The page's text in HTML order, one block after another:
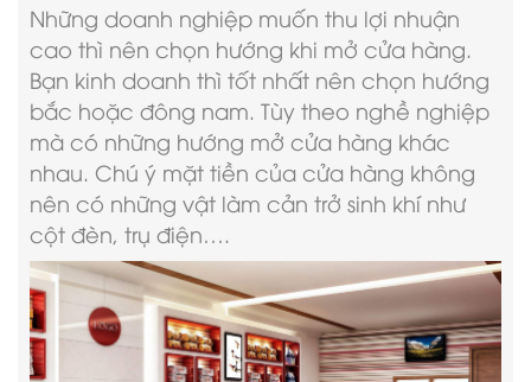
Những doanh nghiệp muốn thu lợi nhuận
cao thì nên chọn hướng khi mở cửa hàng.
Bạn kinh doanh thì tốt nhất nên chọn hướng
bắc hoặc đông nam. Tùy theo nghề nghiệp
mà có những hướng mở cửa hàng khác
nhau. Chú ý mặt tiền của cửa hàng không
nên có những vật làm cản trở sinh khí như
cột đèn, trụ điện….